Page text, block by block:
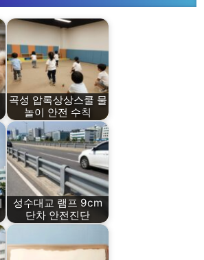
곡성 압록상상스쿨 물
놀이 안전 수칙
성수대교 램프 9cm
단차 안전진단